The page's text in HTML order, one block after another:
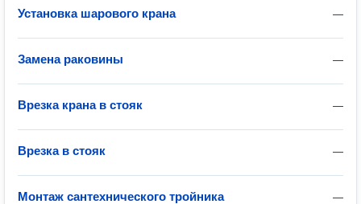
—
Установка шарового крана
—
Замена раковины
—
Врезка крана в стояк
—
Врезка в стояк
—
Монтаж сантехнического тройника